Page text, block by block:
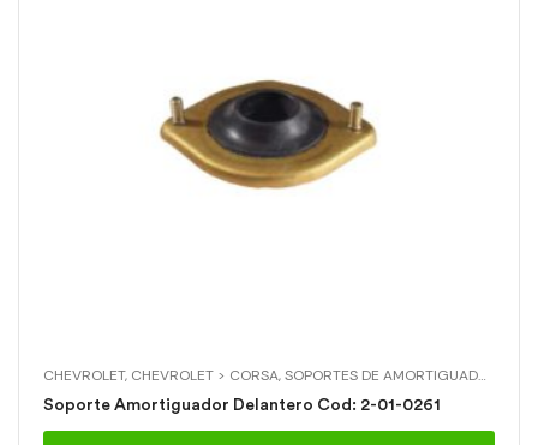
CHEVROLET, CHEVROLET > CORSA,SOPORTES DE AMORTIGUADOR
Soporte Amortiguador Delantero Cod: 2-01-0261